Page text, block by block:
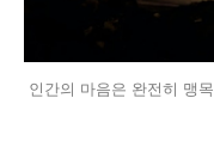
인간의 마음은 완전히 맹